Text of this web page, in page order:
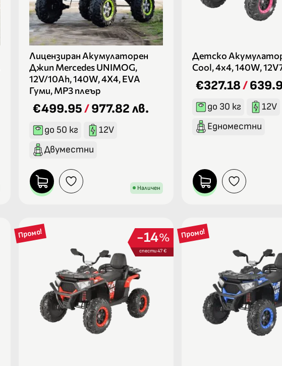
Лицензиран Акумулаторен
Джип Mercedes UNIMOG,
12V/10Ah, 140W, 4X4, EVA
Гуми, MP3 плеър
€499.95/977.82 лв.
до 50 кг
12V
Двуместни
Наличен
Детско
Cool, 4х4, 140W,
€327.18/
до 30 кг
12V
Едноместни
Промо! %
14
спести 47 €
Промо!